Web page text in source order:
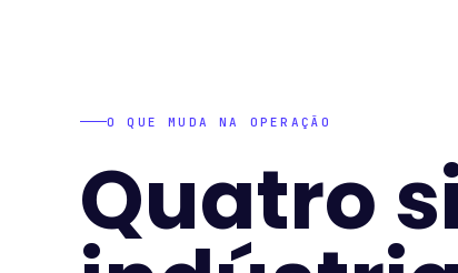
O QUE MUDA NA OPERAÇÃO
Quatro